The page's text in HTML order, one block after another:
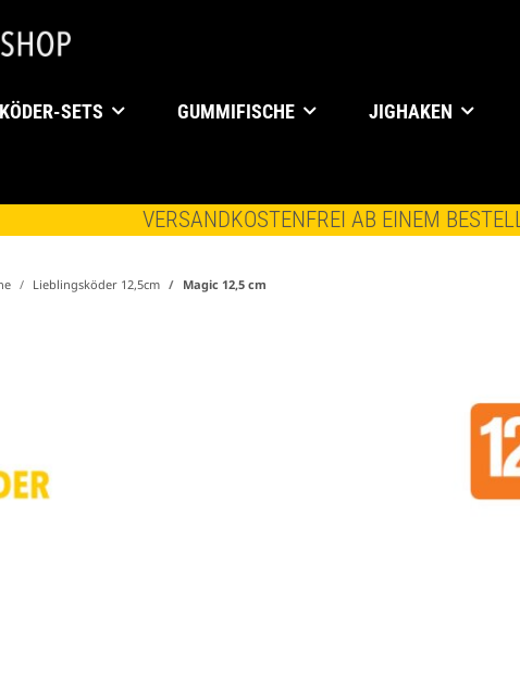
KÖDER-SETS GUMMIFISCHE JIGHAKEN
VERSANDKOSTENFREI AB EINEM
Lieblingsköder 12,5cm Magic 12,5 cm